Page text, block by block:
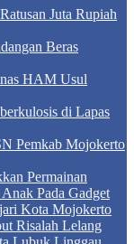
Juta Rupiah
Beras
HAM Usul
di Lapas
Pemkab Mojokerto
Permainan
Pada Gadget
Kota Mojokerto
Risalah Lelang